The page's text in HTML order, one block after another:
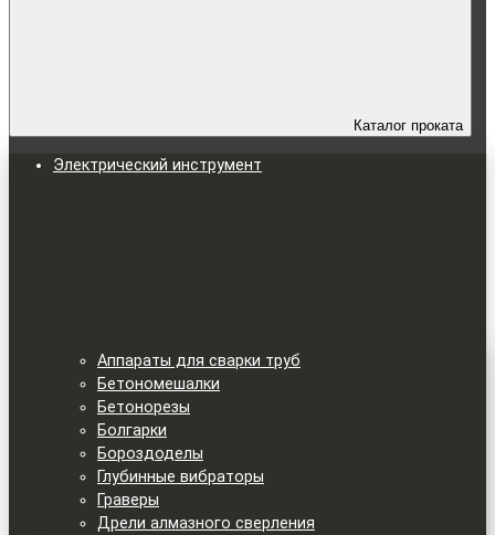
Каталог проката
Электрический инструмент
Аппараты для сварки труб
Бетономешалки
Бетонорезы
Болгарки
Бороздоделы
Глубинные вибраторы
Граверы
Дрели алмазного сверления